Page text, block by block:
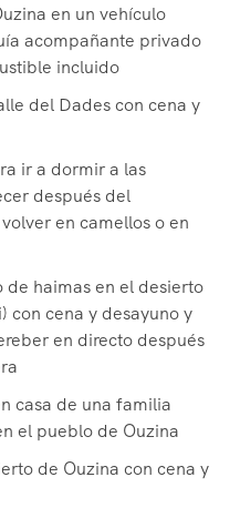
en un vehículo
acompañante privado
incluido
del Dades con cena y
ir a dormir a las
después del
en camellos o en
de haimas en el desierto
con cena y desayuno y
en directo después
casa de una familia
el pueblo de Ouzina
de Ouzina con cena y